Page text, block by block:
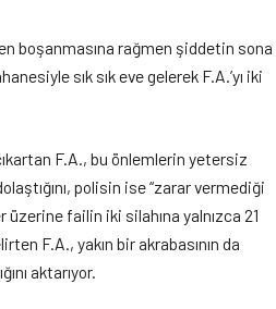
boşanmasına rağmen şiddetin sona
sık sık eve gelerek F.A.’yı iki
F.A., bu önlemlerin yetersiz
polisin ise “zarar vermediği
failin iki silahına yalnızca 21
F.A., yakın bir akrabasının da
aktarıyor.